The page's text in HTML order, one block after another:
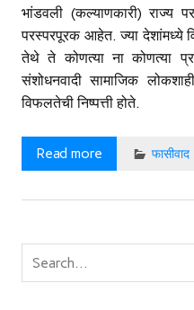
भांडवली (कल्याणकारी) राज्य
परस्परपूरक आहेत. ज्या देशांमध्ये
तेथे ते कोणत्या ना कोणत्या
संशोधनवादी सामाजिक
विफलतेची निष्पत्ती होते.
Read more फासीवाद